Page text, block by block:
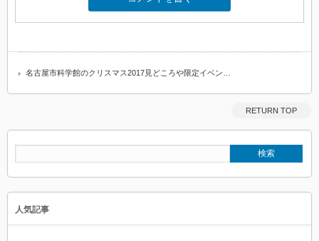
名古屋市科学館のクリスマス2017見どころや限定イベン…
RETURN TOP
人気記事